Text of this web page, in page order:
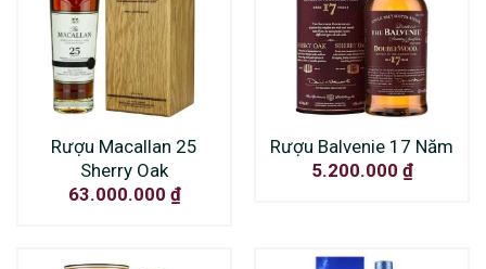
Rượu Macallan 25
Sherry Oak
63.000.000 ₫
Rượu Balvenie 17 Năm
5.200.000 ₫